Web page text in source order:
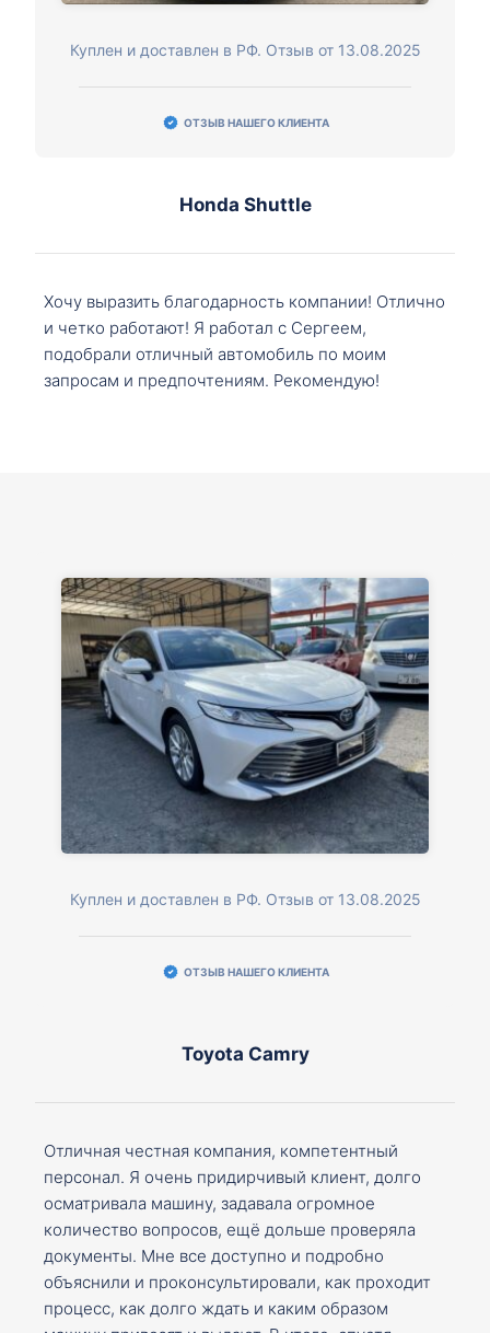
Куплен и доставлен в РФ. Отзыв от 13.08.2025
ОТЗЫВ НАШЕГО КЛИЕНТА
Honda Shuttle
Хочу выразить благодарность компании! Отлично
и четко работают! Я работал с Сергеем,
подобрали отличный автомобиль по моим
запросам и предпочтениям. Рекомендую!
Куплен и доставлен в РФ. Отзыв от 13.08.2025
ОТЗЫВ НАШЕГО КЛИЕНТА
Toyota Camry
Отличная честная компания, компетентный
персонал. Я очень придирчивый клиент, долго
осматривала машину, задавала огромное
количество вопросов, ещё дольше проверяла
документы. Мне все доступно и подробно
объяснили и проконсультировали, как проходит
процесс, как долго ждать и каким образом